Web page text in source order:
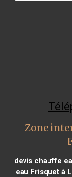
Zone
devis chauffe
eau Frisquet à